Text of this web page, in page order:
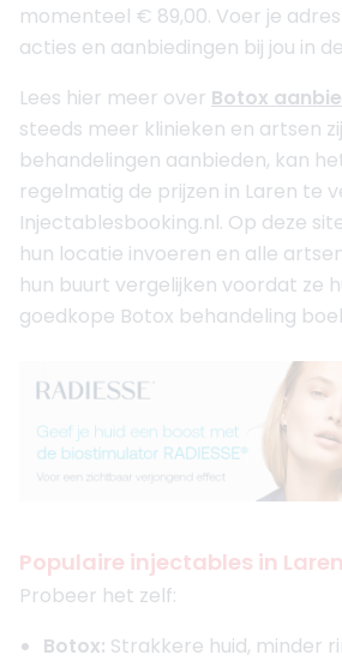
momenteel € 89,00. Voer je
acties en aanbiedingen bij jou in
Lees hier meer over Botox
steeds meer klinieken en artsen
behandelingen aanbieden, kan
regelmatig de prijzen in Laren te
Injectablesbooking.nl. Op deze
hun locatie invoeren en alle
hun buurt vergelijken voordat ze
goedkope Botox behandeling
Populaire injectables in Laren
Probeer het zelf:
Botox: Strakkere huid, minder